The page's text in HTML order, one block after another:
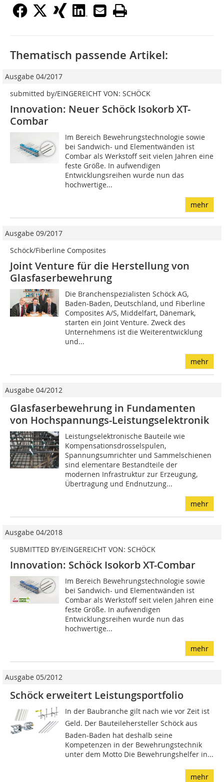
Thematisch passende Artikel:
Ausgabe 04/2017
submitted by/EINGEREICHT VON: SCHÖCK
Innovation: Neuer Schöck Isokorb XT-
Combar
Im Bereich Bewehrungstechnologie sowie
bei Sandwich- und Elementwänden ist
Combar als Werkstoff seit vielen Jahren eine
feste Größe. In aufwendigen
Entwicklungsreihen wurde nun das
hochwertige...
mehr
Ausgabe 09/2017
Schöck/Fiberline Composites
Joint Venture für die Herstellung von
Glasfaserbewehrung
Die Branchenspezialisten Schöck AG,
Baden-Baden, Deutschland, und Fiberline
Composites A/S, Middelfart, Dänemark,
starten ein Joint Venture. Zweck des
Unternehmens ist die Weiterentwicklung
und...
mehr
Ausgabe 04/2012
Glasfaserbewehrung in Fundamenten
von Hochspannungs-Leistungselektronik
Leistungselektronische Bauteile wie
Kompensationsdrosselspulen,
Spannungsumrichter und Sammelschienen
sind elementare Bestandteile der
modernen Infrastruktur zur Erzeugung,
Übertragung und Endnutzung...
mehr
Ausgabe 04/2018
SUBMITTED BY/EINGEREICHT VON: SCHÖCK
Innovation: Schöck Isokorb XT-Combar
Im Bereich Bewehrungstechnologie sowie
bei Sandwich- und Elementwänden ist
Combar als Werkstoff seit vielen Jahren eine
feste Größe. In aufwendigen
Entwicklungsreihen wurde nun das
hochwertige...
mehr
Ausgabe 05/2012
Schöck erweitert Leistungsportfolio
In der Baubranche gilt nach wie vor Zeit ist
Geld. Der Bauteilehersteller Schöck aus
Baden-Baden hat deshalb seine
Kompetenzen in der Bewehrungstechnik
unter dem Motto Die Bewehrungshelfer in...
mehr